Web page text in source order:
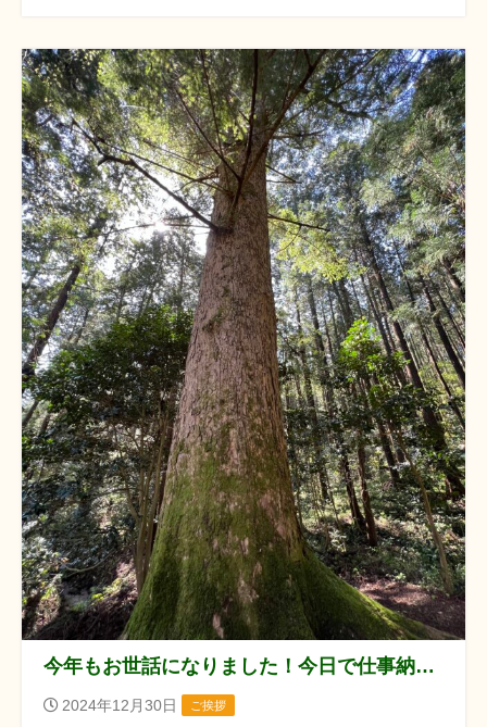
今年もお世話になりました！今日で仕事納めになります。
2024年12月30日 ご挨拶